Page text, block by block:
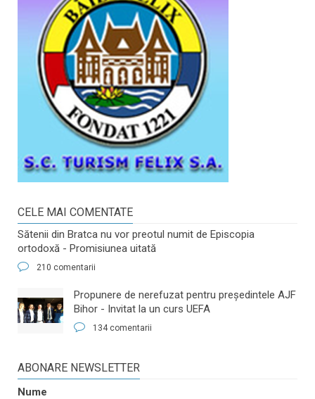
CELE MAI COMENTATE
Sătenii din Bratca nu vor preotul numit de Episcopia
ortodoxă - Promisiunea uitată
210 comentarii
​Propunere de nerefuzat pentru preşedintele AJF
Bihor - Invitat la un curs UEFA
134 comentarii
ABONARE NEWSLETTER
Nume